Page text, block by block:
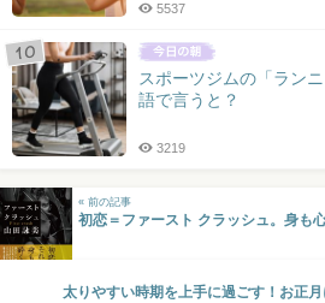
5537
スポーツジムの「ラン
語で言うと？
3219
« 前の記事
初恋＝ファースト クラッシュ。身も
太りやすい時期を上手に過ごす！お正